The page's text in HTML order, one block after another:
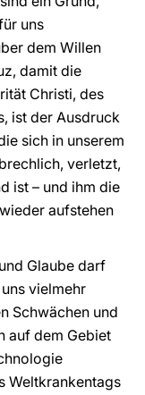
uns
dem Willen
damit die
Christi, des
ist der Ausdruck
sich in unserem
verletzt,
ist – und ihm die
aufstehen
Glaube darf
vielmehr
Schwächen und
auf dem Gebiet
Weltkrankentags